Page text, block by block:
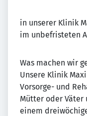
in unserer Klinik
im unbefristeten
Was machen wir
Unsere Klinik
Vorsorge- und
Mütter oder
einem